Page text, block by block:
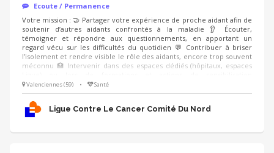
Ecoute / Permanence
Votre mission : 🤝 Partager votre expérience de proche aidant afin de
soutenir d’autres aidants confrontés à la maladie 👂 Écouter,
témoigner et répondre aux questionnements, en apportant un
regard vécu sur les difficultés du quotidien 💬 Contribuer à briser
l’isolement et rendre visible le rôle des aidants, encore trop souvent
méconnu 🏥 Intervenir dans des espaces dédiés (hôpitaux, espaces
(professionnels de santé, entreprises), en étant accompagné.e par un
modérateur formé Compétences : ❤️ Écoute bienveillante et
empathie 🗝️ Capacité à prendre du recul sur son vécu 🤐 Respect du
cadre et de la confidentialité
Valenciennes (59) • Santé
Ligue Contre Le Cancer Comité Du Nord